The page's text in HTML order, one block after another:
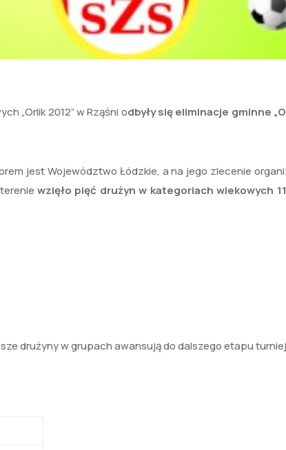
„Orlik 2012” w Rząśni odbyły się eliminacje gminne
jest Województwo Łódzkie, a na jego zlecenie
wzięło pięć drużyn w kategoriach wiekowych
drużyny w grupach awansują do dalszego etapu